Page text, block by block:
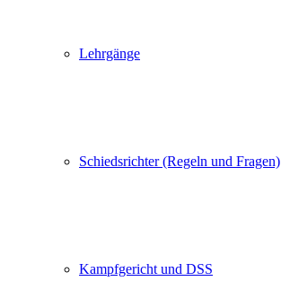
Lehrgänge
Schiedsrichter (Regeln und Fragen)
Kampfgericht und DSS